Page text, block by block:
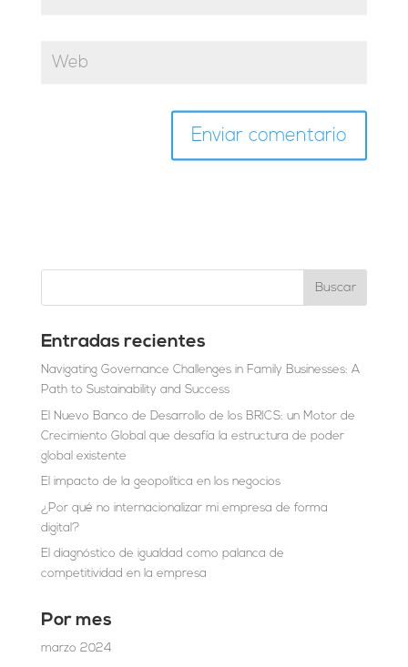
Entradas recientes
Navigating Governance Challenges in Family Businesses: A
Path to Sustainability and Success
El Nuevo Banco de Desarrollo de los BRICS: un Motor de
Crecimiento Global que desafía la estructura de poder
global existente
El impacto de la geopolítica en los negocios
¿Por qué no internacionalizar mi empresa de forma
digital?
El diagnóstico de igualdad como palanca de
competitividad en la empresa
Por mes
marzo 2024